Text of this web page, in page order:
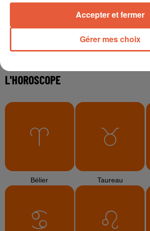
3 août 2026
Sécheresse et foin de
3 août 2026
TITRES DIFFUSÉS
Gérer mes choix
Accepter et fermer